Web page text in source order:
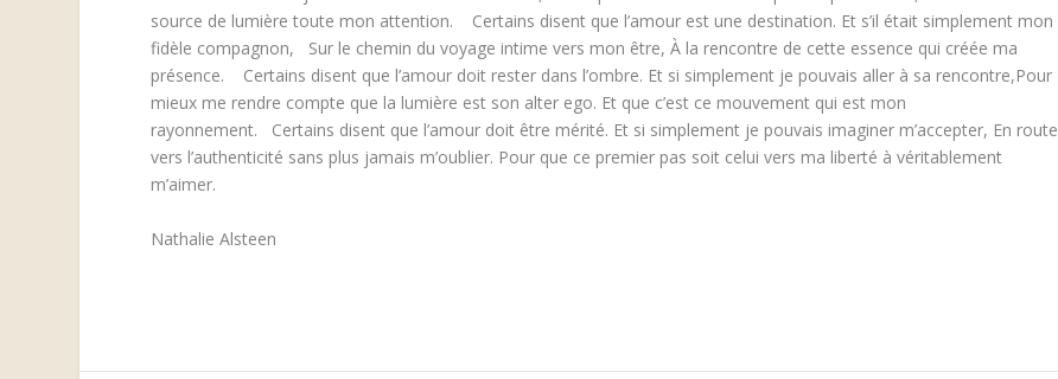
source de lumière toute mon attention.
Certains disent que l’amour est une destination. Et s’il était simplement mon
fidèle compagnon,
Sur le chemin du voyage intime vers mon être, À la rencontre de cette essence qui créée ma
présence.
Certains disent que l’amour doit rester dans l’ombre. Et si simplement je pouvais aller à sa rencontre,Pour
mieux me rendre compte que la lumière est son alter ego. Et que c’est ce mouvement qui est mon
rayonnement.
Certains disent que l’amour doit être mérité. Et si simplement je pouvais imaginer m’accepter, En route
vers l’authenticité sans plus jamais m’oublier. Pour que ce premier pas soit celui vers ma liberté à véritablement
m’aimer.
Nathalie Alsteen